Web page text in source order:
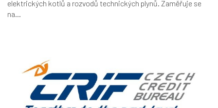
elektrických kotlů a rozvodů technických plynů. Zaměřuje se
na...